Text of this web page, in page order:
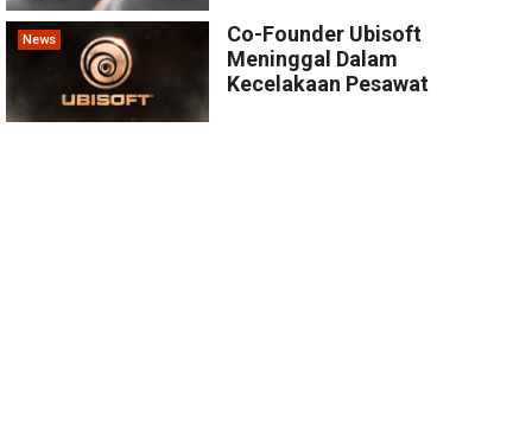
News
Co-Founder Ubisoft
Meninggal Dalam
Kecelakaan Pesawat